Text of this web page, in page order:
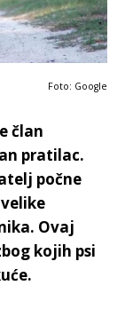
Foto: Google
član
pratilac.
počne
Ovaj
kojih psi